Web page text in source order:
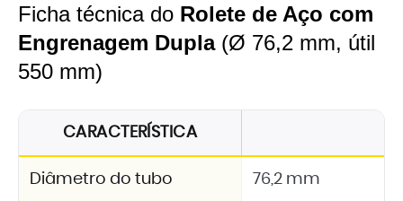
Ficha técnica do Rolete de Aço com
Engrenagem Dupla(Ø 76,2 mm, útil
550 mm)
CARACTERÍSTICA
Diâmetro do tubo 76,2 mm